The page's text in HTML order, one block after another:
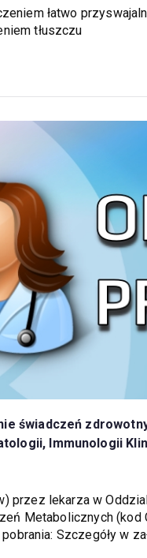
łatwo
tłuszczu
świadczeń
Immunologii
przez lekarza w
Metabolicznych (kod
Szczegóły w